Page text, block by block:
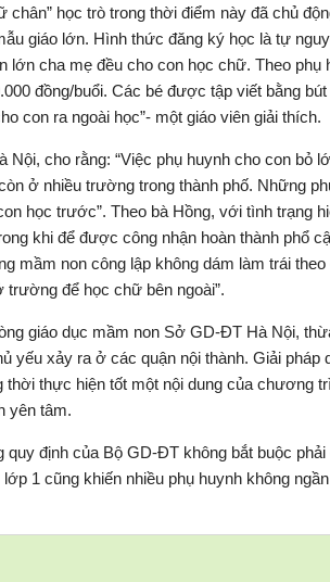
học trò trong thời điểm này đã chủ
giáo lớn. Hình thức đăng ký học là tự
lớn cha mẹ đều cho con học chữ. Theo phụ
đồng/buổi. Các bé được tập viết bằng
con ra ngoài học”- một giáo viên giải thích.
cho rằng: “Việc phụ huynh cho con bỏ
ở nhiều trường trong thành phố. Những
học trước”. Theo bà Hồng, với tình trạng
khi để được công nhận hoàn thành phổ
mầm non công lập không dám làm trái
để học chữ bên ngoài”.
giáo dục mầm non Sở GD-ĐT Hà Nội,
yếu xảy ra ở các quận nội thành. Giải pháp
thực hiện tốt một nội dung của chương
yên tâm.
định của Bộ GD-ĐT không bắt buộc
1 cũng khiến nhiều phụ huynh không